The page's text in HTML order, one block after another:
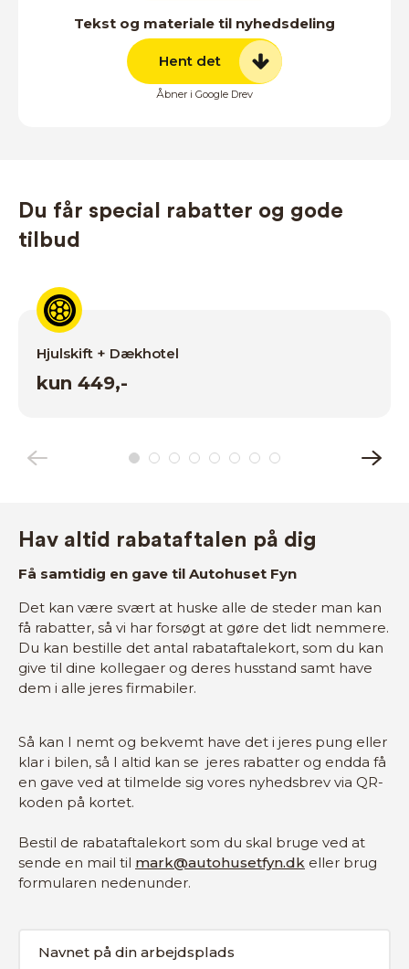
Tekst og materiale til nyhedsdeling
Hent det
Åbner i Google Drev
Du får special rabatter og gode
tilbud
Hjulskift + Dækhotel
kun 449,-
Hav altid rabataftalen på dig
Få samtidig en gave til Autohuset Fyn
Det kan være svært at huske alle de steder man kan
få rabatter, så vi har forsøgt at gøre det lidt nemmere.
Du kan bestille det antal rabataftalekort, som du kan
give til dine kollegaer og deres husstand samt have
dem i alle jeres firmabiler.
Så kan I nemt og bekvemt have det i jeres pung eller
klar i bilen, så I altid kan se jeres rabatter og endda få
en gave ved at tilmelde sig vores nyhedsbrev via QR-
koden på kortet.
Bestil de rabataftalekort som du skal bruge ved at
sende en mail til mark@autohusetfyn.dk eller brug
formularen nedenunder.
(Påkrævet)